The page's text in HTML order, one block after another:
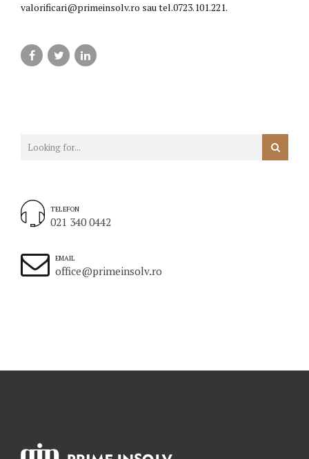
valorificari@primeinsolv.ro sau tel.0723.101.221.
TELEFON
021 340 0442
EMAIL
office@primeinsolv.ro